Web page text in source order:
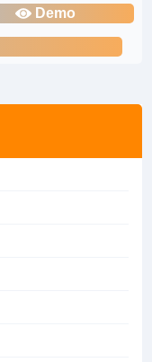
Demo